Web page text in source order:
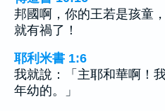
邦國啊，你的王若是孩童
就有禍了！
耶利米書 1:6
我就說：「主耶和華啊！
年幼的。」